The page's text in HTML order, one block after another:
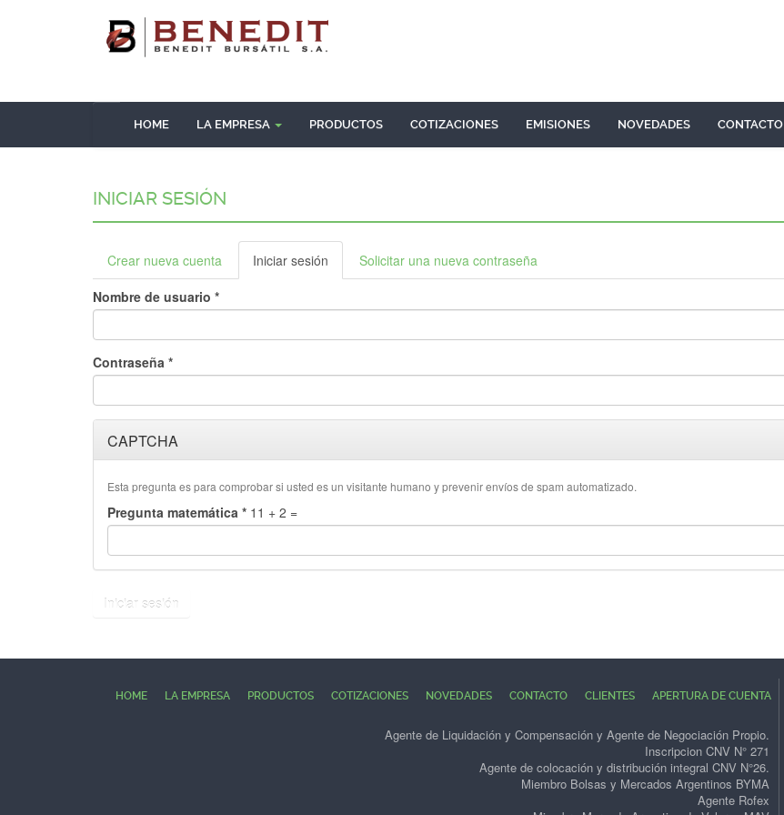
HOME LA EMPRESA PRODUCTOS COTIZACIONES EMISIONES NOVEDADES CONTACTO
INICIAR SESIÓN
principales
Crear nueva cuenta Iniciar sesión (solapa
activa)
Solicitar una nueva contraseña
Nombre de usuario *
Contraseña *
CAPTCHA
Esta pregunta es para comprobar si usted es un visitante humano y prevenir envíos de spam automatizado.
Pregunta matemática * 11 + 2 =
Iniciar sesión
HOME LA EMPRESA PRODUCTOS COTIZACIONES NOVEDADES CONTACTO CLIENTES APERTURA DE CUENTA
Agente de Liquidación y Compensación y Agente de Negociación Propio.
Inscripcion CNV N° 271
Agente de colocación y distribución integral CNV N°26.
Miembro Bolsas y Mercados Argentinos BYMA
Agente Rofex